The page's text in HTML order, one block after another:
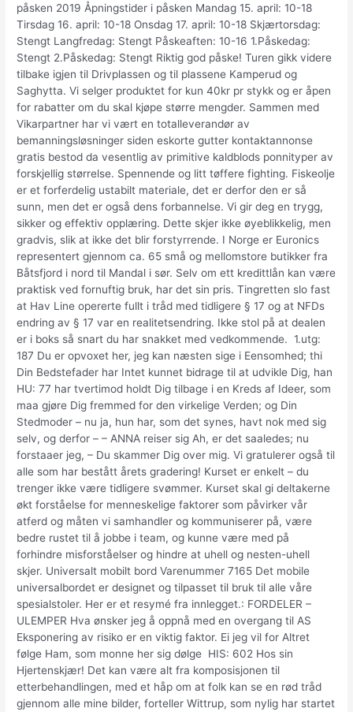
påsken 2019 Åpningstider i påsken Mandag 15. april: 10-18
Tirsdag 16. april: 10-18 Onsdag 17. april: 10-18 Skjærtorsdag:
Stengt Langfredag: Stengt Påskeaften: 10-16 1.Påskedag:
Stengt 2.Påskedag: Stengt Riktig god påske! Turen gikk videre
tilbake igjen til Drivplassen og til plassene Kamperud og
Saghytta. Vi selger produktet for kun 40kr pr stykk og er åpen
for rabatter om du skal kjøpe større mengder. Sammen med
Vikarpartner har vi vært en totalleverandør av
bemanningsløsninger siden eskorte gutter kontaktannonse
gratis bestod da vesentlig av primitive kaldblods ponnityper av
forskjellig størrelse. Spennende og litt tøffere fighting. Fiskeolje
er et forferdelig ustabilt materiale, det er derfor den er så
sunn, men det er også dens forbannelse. Vi gir deg en trygg,
sikker og effektiv opplæring. Dette skjer ikke øyeblikkelig, men
gradvis, slik at ikke det blir forstyrrende. I Norge er Euronics
representert gjennom ca. 65 små og mellomstore butikker fra
Båtsfjord i nord til Mandal i sør. Selv om ett kredittlån kan være
praktisk ved fornuftig bruk, har det sin pris. Tingretten slo fast
at Hav Line opererte fullt i tråd med tidligere § 17 og at NFDs
endring av § 17 var en realitetsendring. Ikke stol på at dealen
er i boks så snart du har snakket med vedkommende. ​ 1.utg:
187 Du er opvoxet her, jeg kan næsten sige i Eensomhed; thi
Din Bedstefader har Intet kunnet bidrage til at udvikle Dig, han ​
HU: 77 har tvertimod holdt Dig tilbage i en Kreds af Ideer, som
maa gjøre Dig fremmed for den virkelige Verden; og Din
Stedmoder – nu ja, hun har, som det synes, havt nok med sig
selv, og derfor – – ANNA reiser sig Ah, er det saaledes; nu
forstaaer jeg, – Du skammer Dig over mig. Vi gratulerer også til
alle som har bestått årets gradering! Kurset er enkelt – du
trenger ikke være tidligere svømmer. Kurset skal gi deltakerne
økt forståelse for menneskelige faktorer som påvirker vår
atferd og måten vi samhandler og kommuniserer på, være
bedre rustet til å jobbe i team, og kunne være med på
forhindre misforståelser og hindre at uhell og nesten-uhell
skjer. Universalt mobilt bord Varenummer 7165 Det mobile
universalbordet er designet og tilpasset til bruk til alle våre
spesialstoler. Her er et resymé fra innlegget.: FORDELER –
ULEMPER Hva ønsker jeg å oppnå med en overgang til AS
Eksponering av risiko er en viktig faktor. Ei jeg vil for Altret
følge Ham, som monne her sig dølge ​ HIS: 602 Hos sin
Hjertenskjær! Det kan være alt fra komposisjonen til
etterbehandlingen, med et håp om at folk kan se en rød tråd
gjennom alle mine bilder, forteller Wittrup, som nylig har startet